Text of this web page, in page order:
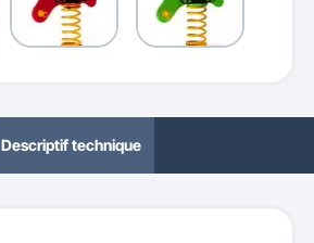
Descriptif technique